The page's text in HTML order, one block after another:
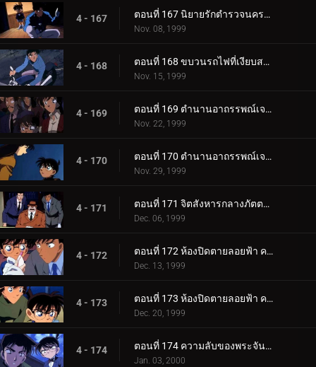
4 - 167 ตอนที่ 167 นิยายรักตำรวจนครบาลภาค 2 (ตอนจบ)
Nov. 08, 1999
4 - 168 ตอนที่ 168 ขบวนรถไฟที่เงียบสงัด
Nov. 15, 1999
4 - 169 ตอนที่ 169 ตำนานอาถรรพณ์เจดีย์ห้าชั้น (ตอนแรก)
Nov. 22, 1999
4 - 170 ตอนที่ 170 ตำนานอาถรรพณ์เจดีย์ห้าชั้น (ตอนจบ)
Nov. 29, 1999
4 - 171 ตอนที่ 171 จิตสังหารกลางภัตตาคารกลางน้ำ
Dec. 06, 1999
4 - 172 ตอนที่ 172 ห้องปิดตายลอยฟ้า คดีแรกของคุโด้ ชินอิจิ (ตอนพิเศษ ตอนแรก) ยอดนักสืบจิ๋วโคนัน เดอะซีรี__.
Dec. 13, 1999
4 - 173 ตอนที่ 173 ห้องปิดตายลอยฟ้า คดีแรกของคุโด้ ชินอิจิ (ตอนพิเศษ ตอนจบ) ยอดนักสืบจิ๋วโคนัน เดอะซีรีส__.
Dec. 20, 1999
4 - 174 ตอนที่ 174 ความลับของพระจันทร์กับดวงดาวและพระอาทิตย์ (ตอนแรก)
Jan. 03, 2000